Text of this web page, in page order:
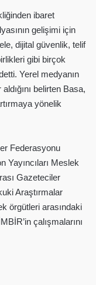
ibaret
gelişimi için
dijital güvenlik, telif
gibi birçok
Yerel medyanın
belirten Basa,
yönelik
Federasyonu
Yayıncıları Meslek
Gazeteciler
Araştırmalar
örgütleri arasındaki
çalışmalarını